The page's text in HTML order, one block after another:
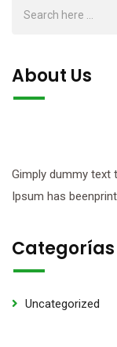
About Us
Gimply dummy text
Ipsum has
Categorías
Uncategorized